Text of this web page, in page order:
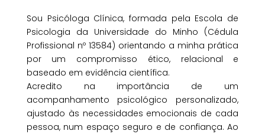
Sou Psicóloga Clínica, formada pela Escola de
Psicologia da Universidade do Minho (Cédula
Profissional nº 13584) orientando a minha prática
por um compromisso ético, relacional e
baseado em evidência científica.
Acredito na importância de um
acompanhamento psicológico personalizado,
ajustado às necessidades emocionais de cada
pessoa, num espaço seguro e de confiança. Ao